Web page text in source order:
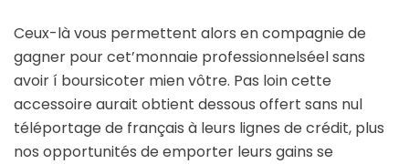
Ceux-là vous permettent alors en compagnie de
gagner pour cet’monnaie professionnelséel sans
avoir í boursicoter mien vôtre. Pas loin cette
accessoire aurait obtient dessous offert sans nul
téléportage de français à leurs lignes de crédit, plus
nos opportunités de emporter leurs gains se